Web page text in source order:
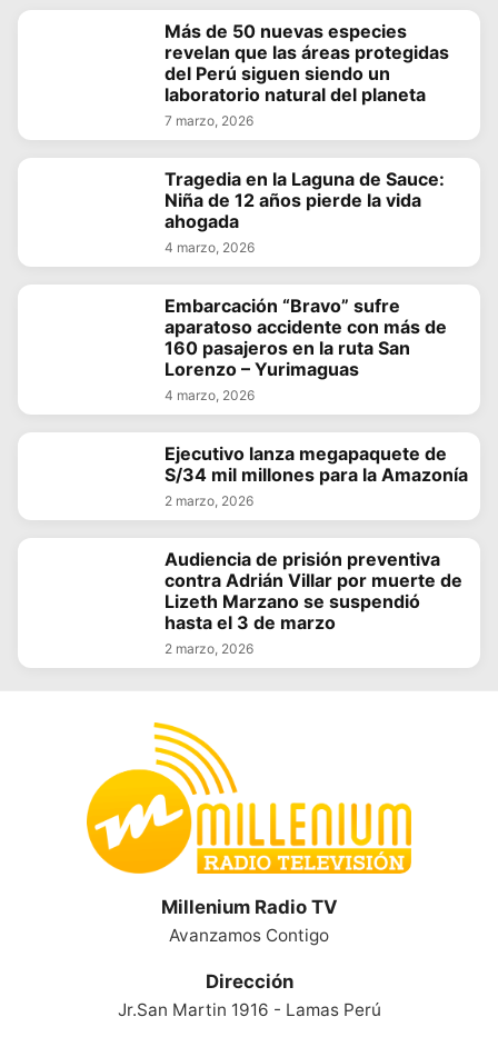
Más de 50 nuevas especies
revelan que las áreas protegidas
del Perú siguen siendo un
laboratorio natural del planeta
7 marzo, 2026
Tragedia en la Laguna de Sauce:
Niña de 12 años pierde la vida
ahogada
4 marzo, 2026
Embarcación “Bravo” sufre
aparatoso accidente con más de
160 pasajeros en la ruta San
Lorenzo – Yurimaguas
4 marzo, 2026
Ejecutivo lanza megapaquete de
S/34 mil millones para la Amazonía
2 marzo, 2026
Audiencia de prisión preventiva
contra Adrián Villar por muerte de
Lizeth Marzano se suspendió
hasta el 3 de marzo
2 marzo, 2026
Millenium Radio TV
Avanzamos Contigo
Dirección
Jr.San Martin 1916 - Lamas Perú